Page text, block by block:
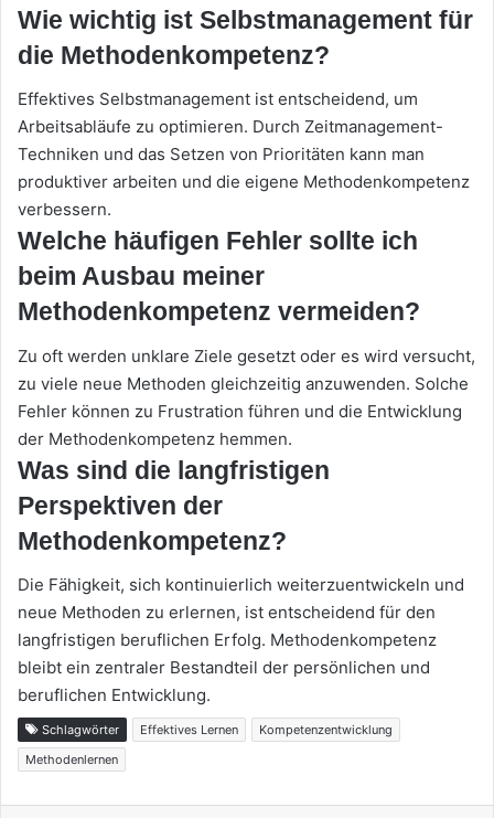
Wie wichtig ist Selbstmanagement für
die Methodenkompetenz?
Effektives Selbstmanagement ist entscheidend, um
Arbeitsabläufe zu optimieren. Durch Zeitmanagement-
Techniken und das Setzen von Prioritäten kann man
produktiver arbeiten und die eigene Methodenkompetenz
verbessern.
Welche häufigen Fehler sollte ich
beim Ausbau meiner
Methodenkompetenz vermeiden?
Zu oft werden unklare Ziele gesetzt oder es wird versucht,
zu viele neue Methoden gleichzeitig anzuwenden. Solche
Fehler können zu Frustration führen und die Entwicklung
der Methodenkompetenz hemmen.
Was sind die langfristigen
Perspektiven der
Methodenkompetenz?
Die Fähigkeit, sich kontinuierlich weiterzuentwickeln und
neue Methoden zu erlernen, ist entscheidend für den
langfristigen beruflichen Erfolg. Methodenkompetenz
bleibt ein zentraler Bestandteil der persönlichen und
beruflichen Entwicklung.
Schlagwörter Effektives Lernen
Kompetenzentwicklung
Methodenlernen